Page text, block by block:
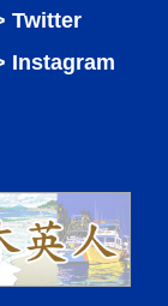
Twitter
Instagram